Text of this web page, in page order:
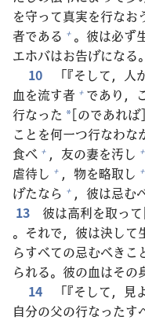
を守って真実を行なお
者である + 。 彼は必ず
エホバはお告げになる。
10
「『そして， 人
血を流す者 + であり，
行なった *[のであれば]
ことを何一つ行なわな
食べ + ， 友の妻を汚し +
虐待し + ， 物を略取し +
げたなら + ， 彼は忌む
13
彼は高利を取っ
。それで， 彼は決して
らすべての忌むべきこ
られる。 彼の血はその
14
「『そして， 見
自分の父の行なったす